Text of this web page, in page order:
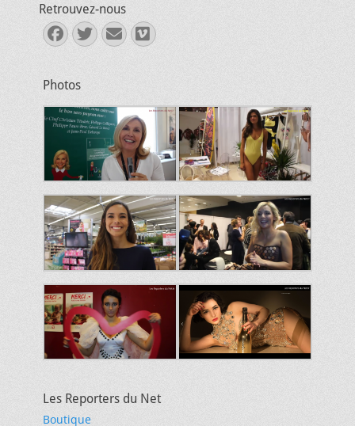
Retrouvez-nous
Facebook
Twitter
E-
mail
Vimeo
Photos
Les Reporters du Net
Boutique